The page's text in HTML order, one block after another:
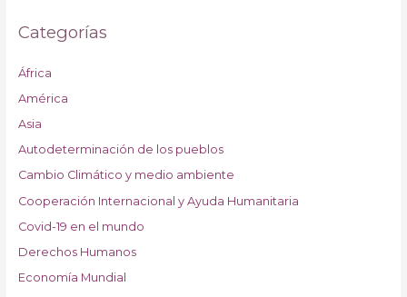
Categorías
África
América
Asia
Autodeterminación de los pueblos
Cambio Climático y medio ambiente
Cooperación Internacional y Ayuda Humanitaria
Covid-19 en el mundo
Derechos Humanos
Economía Mundial